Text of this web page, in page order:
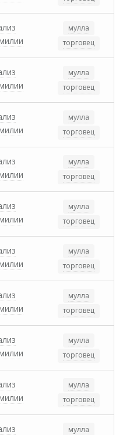
мулла
торговец
мулла
торговец
мулла
торговец
мулла
торговец
мулла
торговец
мулла
торговец
мулла
торговец
мулла
торговец
мулла
торговец
мулла